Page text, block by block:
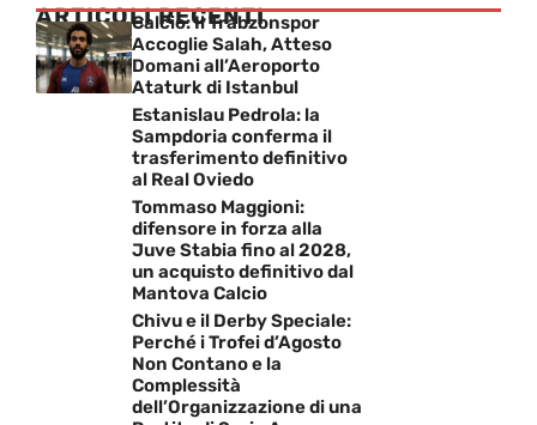
ARTICOLI RECENTI
Calcio: Il Trabzonspor
Accoglie Salah, Atteso
Domani all’Aeroporto
Ataturk di Istanbul
Estanislau Pedrola: la
Sampdoria conferma il
trasferimento definitivo
al Real Oviedo
Tommaso Maggioni:
difensore in forza alla
Juve Stabia fino al 2028,
un acquisto definitivo dal
Mantova Calcio
Chivu e il Derby Speciale:
Perché i Trofei d’Agosto
Non Contano e la
Complessità
dell’Organizzazione di una